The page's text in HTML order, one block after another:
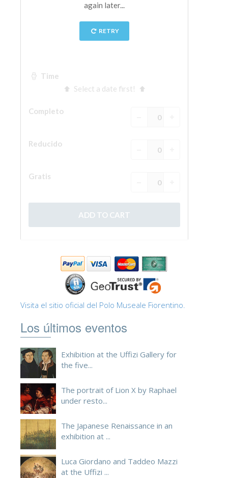
中文
DEUTSCH
FRANÇAIS
Visita el sitio oficial del Polo Museale Fiorentino.
Los últimos eventos
Exhibition at the Uffizi Gallery for
the five...
The portrait of Lion X by Raphael
under resto...
The Japanese Renaissance in an
exhibition at ...
Luca Giordano and Taddeo Mazzi
at the Uffizi ...